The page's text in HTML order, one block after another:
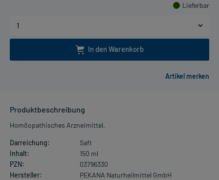
Lieferbar
In den Warenkorb
Produktbeschreibung
Homöopathisches Arzneimittel.
Darreichung:
Saft
Inhalt:
150 ml
PZN:
03796330
Hersteller:
PEKANA Naturheilmittel GmbH